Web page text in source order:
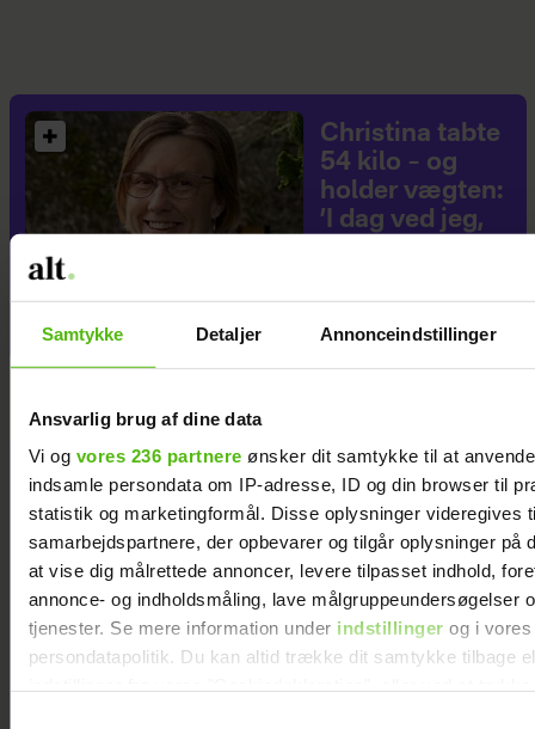
Samtykke Detaljer Annonceindstillinger
Ansvarlig brug af dine data
Vi og vores 236 partnere ønsker dit samtykke til at
indsamle persondata om IP-adresse, ID og din browser til
statistik og marketingformål. Disse oplysninger videregives
samarbejdspartnere, der opbevarer og tilgår oplysninger på
at vise dig målrettede annoncer, levere tilpasset indhold,
annonce- og indholdsmåling, lave målgruppeundersøgelser
tjenester. Se mere information under indstillinger og i vores
persondatapolitik. Du kan altid trække dit samtykke tilbage
Christina tabte
54 kilo – og
holder vægten:
’I dag ved jeg,